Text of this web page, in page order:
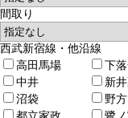
間取り
西武新宿線・他沿線
高田馬場
下
中井
新
沼袋
野方